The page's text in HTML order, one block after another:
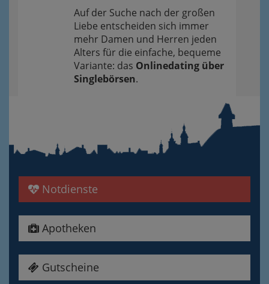
Auf der Suche nach der großen
Liebe entscheiden sich immer
mehr Damen und Herren jeden
Alters für die einfache, bequeme
Variante: das Onlinedating über
Singlebörsen.
Notdienste
Apotheken
Gutscheine